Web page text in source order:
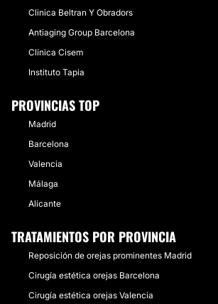
Clinica Beltran Y Obradors
Antiaging Group Barcelona
Clínica Cisem
Instituto Tapia
PROVINCIAS TOP
Madrid
Barcelona
Valencia
Málaga
Alicante
TRATAMIENTOS POR PROVINCIA
Reposición de orejas prominentes Madrid
Cirugía estética orejas Barcelona
Cirugía estética orejas Valencia